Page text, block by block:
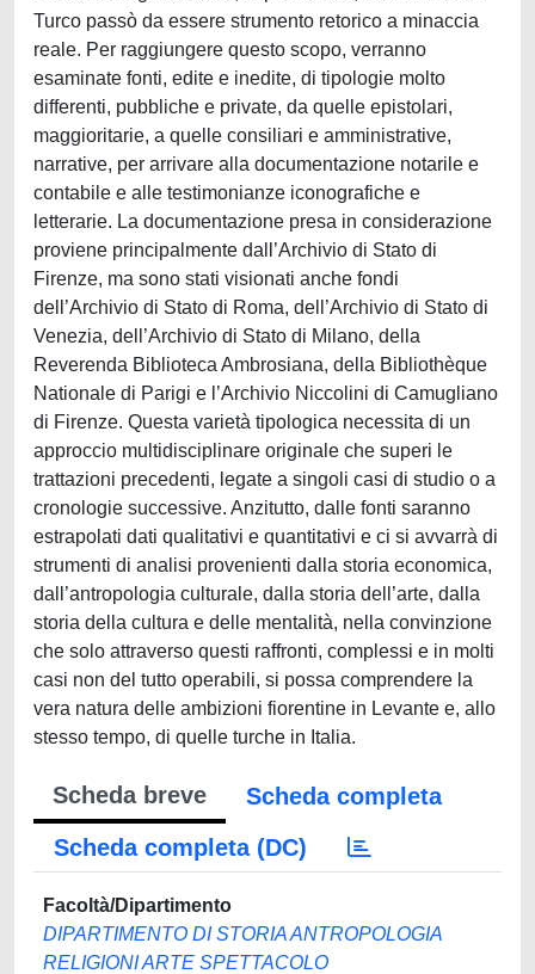
Turco passò da essere strumento retorico a minaccia
reale. Per raggiungere questo scopo, verranno
esaminate fonti, edite e inedite, di tipologie molto
differenti, pubbliche e private, da quelle epistolari,
maggioritarie, a quelle consiliari e amministrative,
narrative, per arrivare alla documentazione notarile e
contabile e alle testimonianze iconografiche e
letterarie. La documentazione presa in considerazione
proviene principalmente dall’Archivio di Stato di
Firenze, ma sono stati visionati anche fondi
dell’Archivio di Stato di Roma, dell’Archivio di Stato di
Venezia, dell’Archivio di Stato di Milano, della
Reverenda Biblioteca Ambrosiana, della Bibliothèque
Nationale di Parigi e l’Archivio Niccolini di Camugliano
di Firenze. Questa varietà tipologica necessita di un
approccio multidisciplinare originale che superi le
trattazioni precedenti, legate a singoli casi di studio o a
cronologie successive. Anzitutto, dalle fonti saranno
estrapolati dati qualitativi e quantitativi e ci si avvarrà di
strumenti di analisi provenienti dalla storia economica,
dall’antropologia culturale, dalla storia dell’arte, dalla
storia della cultura e delle mentalità, nella convinzione
che solo attraverso questi raffronti, complessi e in molti
casi non del tutto operabili, si possa comprendere la
vera natura delle ambizioni fiorentine in Levante e, allo
stesso tempo, di quelle turche in Italia.
Scheda breve
Scheda completa
Scheda completa (DC)
Facoltà/Dipartimento
DIPARTIMENTO DI STORIA ANTROPOLOGIA
RELIGIONI ARTE SPETTACOLO